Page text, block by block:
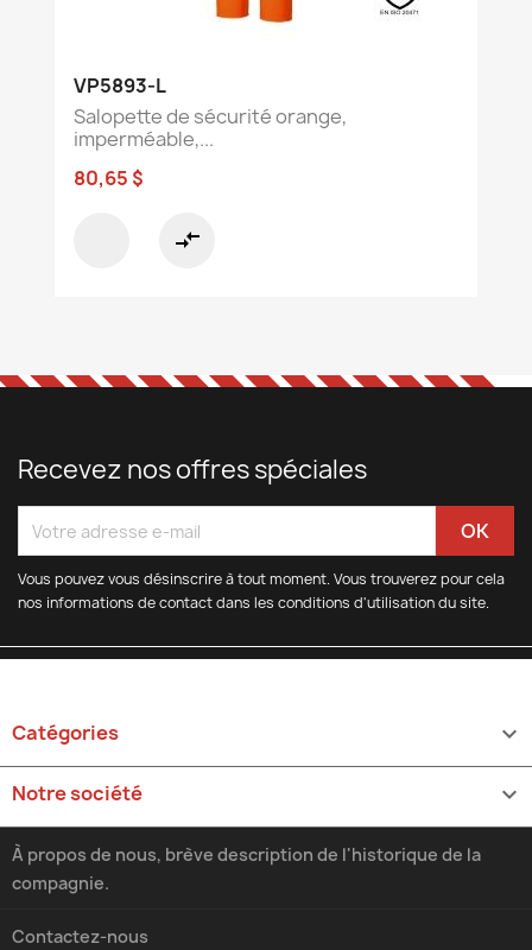
VP5893-L
Salopette de sécurité orange,
imperméable,...
80,65 $
compare_arrows
Recevez nos offres spéciales
Vous pouvez vous désinscrire à tout moment. Vous trouverez pour cela
nos informations de contact dans les conditions d'utilisation du site.
Catégories 
Notre société 
À propos de nous, brève description de l'historique de la
compagnie.
Contactez-nous